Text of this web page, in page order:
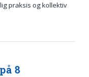
praksis og kollektiv
8